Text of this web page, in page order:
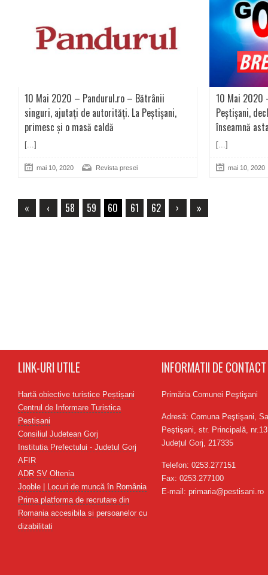
10 Mai 2020 – Pandurul.ro – Bătrânii
singuri, ajutați de autorități. La Peștișani,
primesc și o masă caldă
[...]
mai 10, 2020 Revista presei
10 Mai 2020
Peştişani,
înseamnă
[...]
mai 10, 2020
« ‹ 58 59 60 61 62 › »
LINK-URI UTILE
Hartă obiective turistice Peștișani
Centrul de Informare Turistica
Pestisani
Consiliul Judetean Gorj
Institutia Prefectului - Judetul Gorj
AFIR
ADR SV Oltenia
Jooble | Locuri de muncă în România
Prima platforma de recrutare din
Romania accesibila si persoanelor cu
dizabilitati
INFORMATII DE CONTACT
Primăria Comunei Peştişani
Adresă: Comuna Peştişani,
Peştişani, str. Principală,
Județul Gorj, 217335
Telefon: 0253.277151
Fax: 0253.277100
E-mail: primaria@pestisani.ro